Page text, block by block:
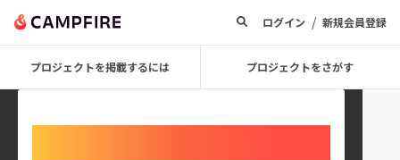
ログイン / 新規会員登録
プロジェクトを掲載するには プロジェクトをさがす